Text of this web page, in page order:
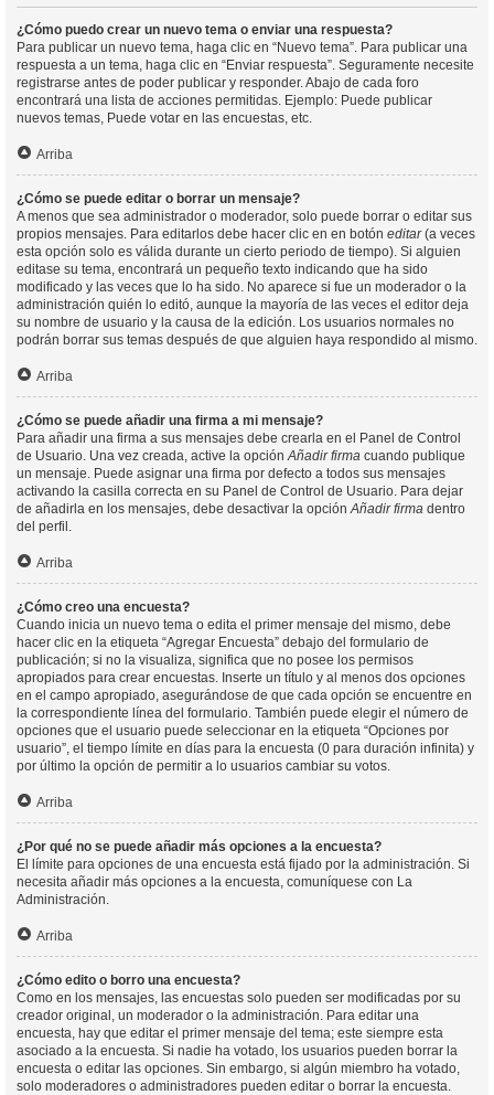
¿Cómo puedo crear un nuevo tema o enviar una respuesta?
Para publicar un nuevo tema, haga clic en “Nuevo tema”. Para publicar una
respuesta a un tema, haga clic en “Enviar respuesta”. Seguramente necesite
registrarse antes de poder publicar y responder. Abajo de cada foro
encontrará una lista de acciones permitidas. Ejemplo: Puede publicar
nuevos temas, Puede votar en las encuestas, etc.
Arriba
¿Cómo se puede editar o borrar un mensaje?
A menos que sea administrador o moderador, solo puede borrar o editar sus
propios mensajes. Para editarlos debe hacer clic en en botón editar(a veces
esta opción solo es válida durante un cierto periodo de tiempo). Si alguien
editase su tema, encontrará un pequeño texto indicando que ha sido
modificado y las veces que lo ha sido. No aparece si fue un moderador o la
administración quién lo editó, aunque la mayoría de las veces el editor deja
su nombre de usuario y la causa de la edición. Los usuarios normales no
podrán borrar sus temas después de que alguien haya respondido al mismo.
Arriba
¿Cómo se puede añadir una firma a mi mensaje?
Para añadir una firma a sus mensajes debe crearla en el Panel de Control
de Usuario. Una vez creada, active la opciónAñadir firma cuando publique
un mensaje. Puede asignar una firma por defecto a todos sus mensajes
activando la casilla correcta en su Panel de Control de Usuario. Para dejar
de añadirla en los mensajes, debe desactivar la opciónAñadir firma dentro
del perfil.
Arriba
¿Cómo creo una encuesta?
Cuando inicia un nuevo tema o edita el primer mensaje del mismo, debe
hacer clic en la etiqueta “Agregar Encuesta” debajo del formulario de
publicación; si no la visualiza, significa que no posee los permisos
apropiados para crear encuestas. Inserte un título y al menos dos opciones
en el campo apropiado, asegurándose de que cada opción se encuentre en
la correspondiente línea del formulario. También puede elegir el número de
opciones que el usuario puede seleccionar en la etiqueta “Opciones por
usuario”, el tiempo límite en días para la encuesta (0 para duración infinita) y
por último la opción de permitir a lo usuarios cambiar su votos.
Arriba
¿Por qué no se puede añadir más opciones a la encuesta?
El límite para opciones de una encuesta está fijado por la administración. Si
necesita añadir más opciones a la encuesta, comuníquese con La
Administración.
Arriba
¿Cómo edito o borro una encuesta?
Como en los mensajes, las encuestas solo pueden ser modificadas por su
creador original, un moderador o la administración. Para editar una
encuesta, hay que editar el primer mensaje del tema; este siempre esta
asociado a la encuesta. Si nadie ha votado, los usuarios pueden borrar la
encuesta o editar las opciones. Sin embargo, si algún miembro ha votado,
solo moderadores o administradores pueden editar o borrar la encuesta.